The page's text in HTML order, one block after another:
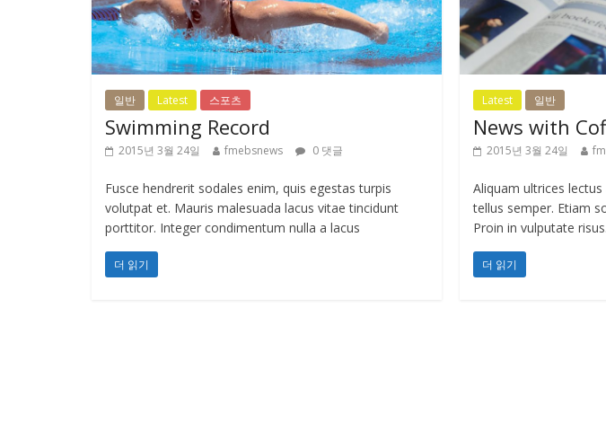
일반 Latest 스포츠
Swimming Record
2015년 3월 24일 fmebsnews 0 댓글
Fusce hendrerit sodales enim, quis egestas turpis
volutpat et. Mauris malesuada lacus vitae tincidunt
porttitor. Integer condimentum nulla a lacus
더 읽기
Latest 일반
News with
2015년 3월 24일
Aliquam ultrices
tellus semper. Etiam
Proin in vulputate
더 읽기